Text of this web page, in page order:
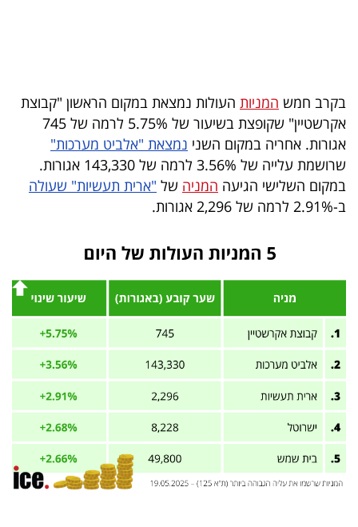
המילון
הכלכלי
פודקאסט
40
שיתופי
פעולה
דרושים
ניוזלטרים
בקרב חמש המניות העולות נמצאת במקום הראשון "קבוצת
אקרשטיין" שקופצת בשיעור של 5.75% לרמה של 745
אגורות. אחריה במקום השני נמצאת "אלביט מערכות"
שרושמת עלייה של 3.56% לרמה של 143,330 אגורות.
במקום השלישי הגיעה המניה של "ארית תעשיות" שעולה
ב-2.91% לרמה של 2,296 אגורות.